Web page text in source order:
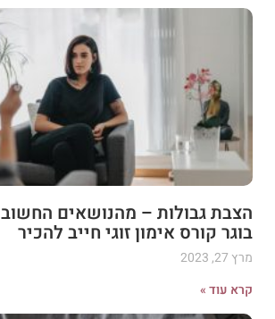
הצבת גבולות – מהנושאים
בוגר קורס אימון זוגי חייב להכיר
מרץ 27, 2023
קרא עוד »